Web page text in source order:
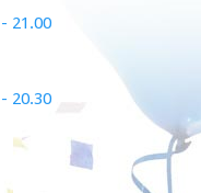
21.00
20.30